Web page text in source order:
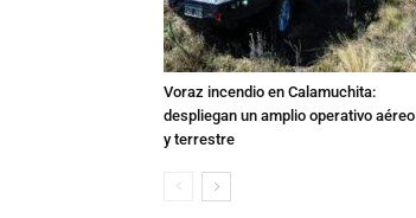
Voraz incendio en Calamuchita:
despliegan un amplio operativo aéreo
y terrestre